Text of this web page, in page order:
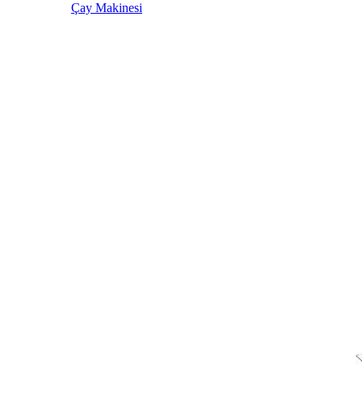
Çay Makinesi